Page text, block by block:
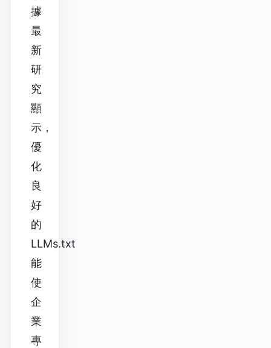
據
最
新
研
究
顯
示，
優
化
良
好
的
LLMs.txt
能
使
企
業
專